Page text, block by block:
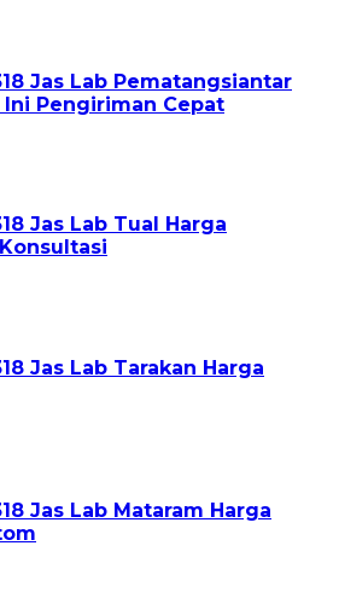
Jas Lab Pematangsiantar
Ini Pengiriman Cepat
Jas Lab Tual Harga
Jas Lab Tarakan Harga
Jas Lab Mataram Harga